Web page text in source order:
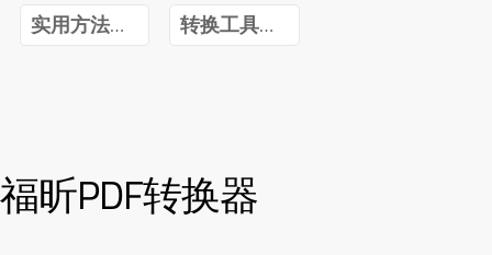
实用方法值得推荐
转换工具不可少
福昕PDF转换器